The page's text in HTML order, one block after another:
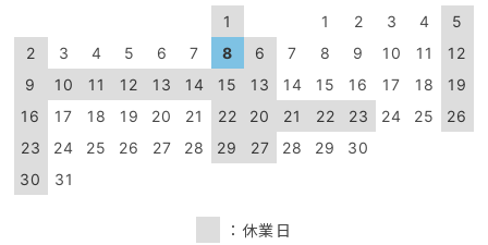
1
2
3 4 5 6 7
8
9
10 11 12 13 14
15
16
17 18 19 20 21
22
23
24 25 26 27 28
29
30
31
1 2 3 4
5
6
7 8 9 10 11
12
13
14 15 16 17 18
19
20
21 22 23 24 25
26
27
28 29 30
：休業日